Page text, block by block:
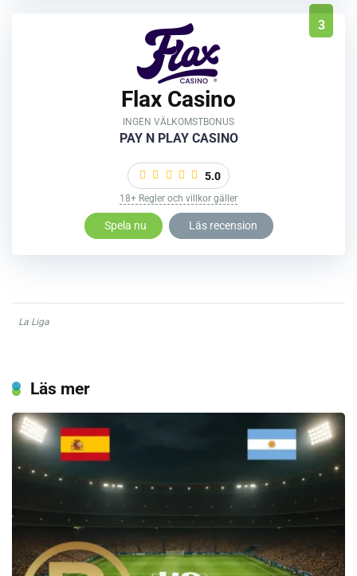
3
Flax Casino
INGEN VÄLKOMSTBONUS
PAY N PLAY CASINO
5.0
18+ Regler och villkor gäller
Spela nu Läs recension
La Liga
Läs mer